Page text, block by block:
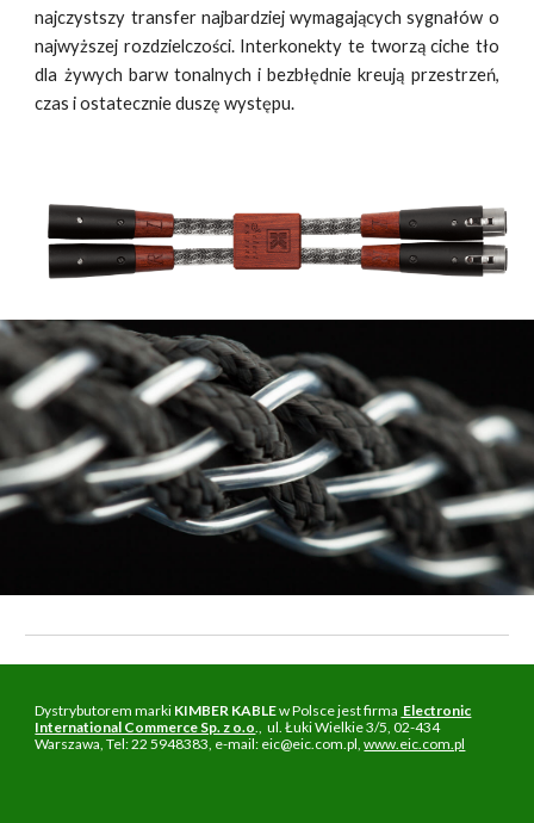
najczystszy transfer najbardziej wymagających sygnałów o
najwyższej rozdzielczości. Interkonekty te tworzą ciche tło
dla żywych barw tonalnych i bezbłędnie kreują przestrzeń,
czas i ostatecznie duszę występu.
Dystrybutorem marki KIMBER KABLEw Polsce jest firma Electronic
International Commerce Sp. z o.o., ul. Łuki Wielkie 3/5, 02-434
Warszawa, Tel: 22 5948383, e-mail: eic@eic.com.pl,www.eic.com.pl